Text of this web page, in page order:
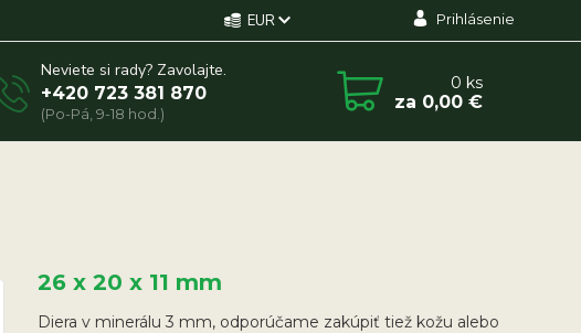
EUR Prihlásenie
Neviete si rady? Zavolajte.
+420 723 381 870
(Po-Pá, 9-18 hod.)
0 ks
za 0,00 €
26 x 20 x 11 mm
Diera v minerálu 3 mm, odporúčame zakúpiť tiež kožu alebo